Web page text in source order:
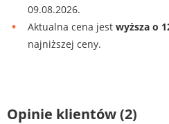
09.08.2026.
Aktualna cena jest wyższa o
najniższej ceny.
Opinie klientów (2)